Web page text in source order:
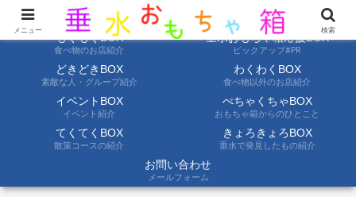
ようこそ垂水おもちゃ箱へ。垂水の情報を自分たちの目でみて聞いて伝えます
もぐもぐBOX
食べ物のお店紹介
垂水おもちゃ箱応援BOX
ピックアップ#PR
どきどきBOX
素敵な人・グループ紹介
わくわくBOX
食べ物以外のお店紹介
イベントBOX
イベント紹介
ぺちゃくちゃBOX
おもちゃ箱からのひとこと
てくてくBOX
散策コースの紹介
きょろきょろBOX
垂水で発見したもの紹介
お問い合わせ
メールフォーム
メニュー 検索